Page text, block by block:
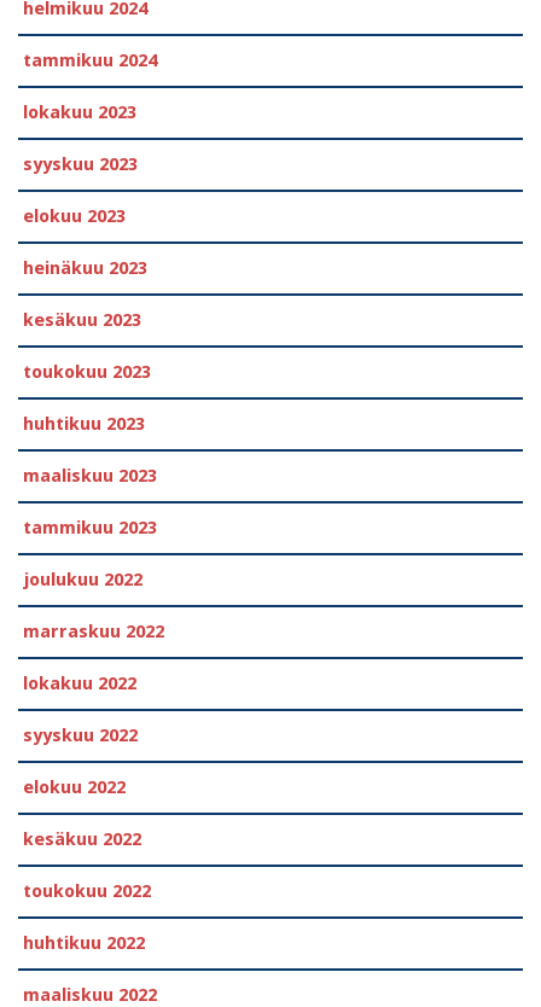
helmikuu 2024
tammikuu 2024
lokakuu 2023
syyskuu 2023
elokuu 2023
heinäkuu 2023
kesäkuu 2023
toukokuu 2023
huhtikuu 2023
maaliskuu 2023
tammikuu 2023
joulukuu 2022
marraskuu 2022
lokakuu 2022
syyskuu 2022
elokuu 2022
kesäkuu 2022
toukokuu 2022
huhtikuu 2022
maaliskuu 2022